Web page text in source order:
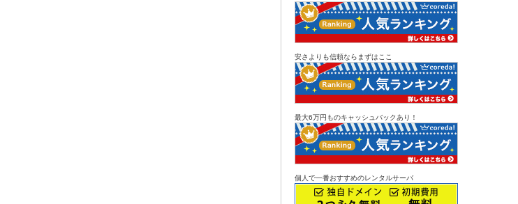
安さよりも信頼ならまずはここ
最大6万円ものキャッシュバックあり！
個人で一番おすすめのレンタルサーバ